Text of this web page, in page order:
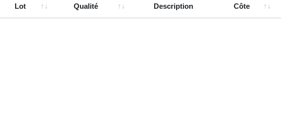
Lot Qualité Description Côte